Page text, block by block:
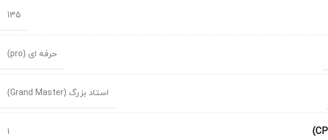
135
حرفه ای (pro)
استاد بزرگ (Grand Master)
1